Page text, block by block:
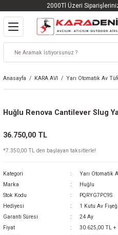
2000Tl Üzeri
Geri Dön
Tüfekleri
Ürünleri
Geri Dön
Geri Dön
Geri Dön
Geri Dön
Anasayfa KARA AVI Yarı Otomatik Av
Huğlu Renova Cantilever Slug
36.750,00 TL
*7.350,00 TL den başlayan taksitlerle!
Kategori
Yarı Otomatik
Marka
Huğlu
Stok Kodu
PQRYG7PC9S
Hediyesi
1 Kutu Av
Garanti Süresi
24 Ay
Fiyat
30.625,00 TL +